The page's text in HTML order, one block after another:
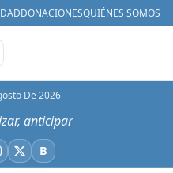
DONACIONESQUIÉNES SOMOS
De 2026
anticipar
X BBluesky